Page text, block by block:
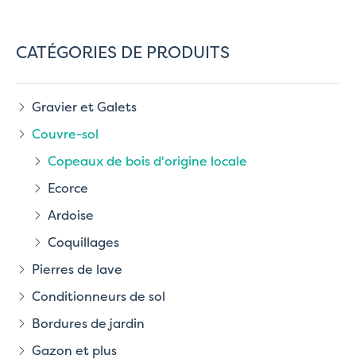
CATÉGORIES DE PRODUITS
Gravier et Galets
Couvre-sol
Copeaux de bois d'origine locale
Ecorce
Ardoise
Coquillages
Pierres de lave
Conditionneurs de sol
Bordures de jardin
Gazon et plus